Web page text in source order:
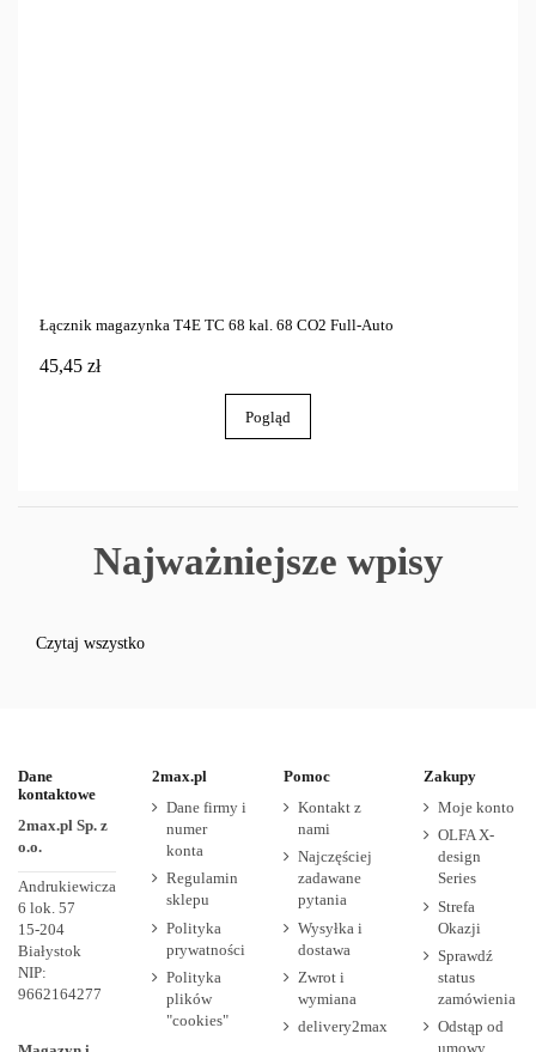
Łącznik magazynka T4E TC 68 kal. 68 CO2 Full-Auto
45,45 zł
Pogląd
Najważniejsze wpisy
Czytaj wszystko
Dane
kontaktowe
2max.pl Sp. z
o.o.
Andrukiewicza
6 lok. 57
15-204
Białystok
NIP:
9662164277
2max.pl
Dane firmy i
numer
konta
Regulamin
sklepu
Polityka
prywatności
Polityka
plików
"cookies"
Pomoc
Kontakt z
nami
Najczęściej
zadawane
pytania
Wysyłka i
dostawa
Zwrot i
wymiana
delivery2max
Zakupy
Moje konto
OLFA X-
design
Series
Strefa
Okazji
Sprawdź
status
zamówienia
Odstąp od
umowy